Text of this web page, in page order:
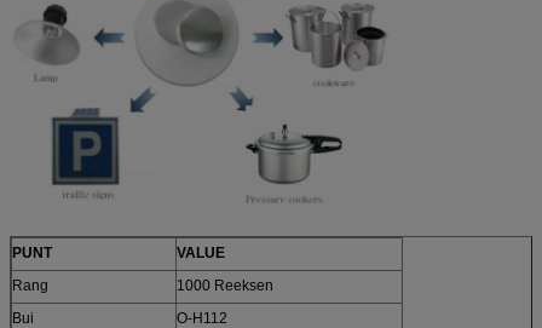
PUNT
VALUE
Rang
1000 Reeksen
Bui
O-H112